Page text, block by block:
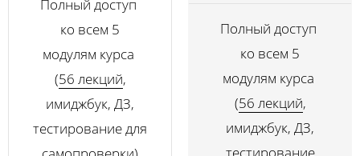
Полный доступ
ко всем 5
модулям курса
(56 лекций,
имиджбук, ДЗ,
тестирование для
Полный доступ
ко всем 5
модулям курса
(56 лекций,
имиджбук, ДЗ,